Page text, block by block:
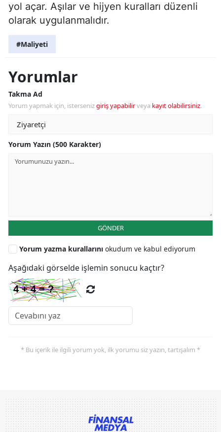
yol açar. Aşılar ve hijyen kuralları düzenli
olarak uygulanmalıdır.
#Maliyeti
Yorumlar
Takma Ad
Yorum yapmak için, istersenizgiriş yapabilirveya kayıt olabilirsiniz.
Yorum Yazın (500 Karakter)
GÖNDER
Yorum yazma kurallarını okudum ve kabul ediyorum
Aşağıdaki görselde işlemin sonucu kaçtır?
* Bu içerik ile ilgili yorum yok, ilk yorumu siz yazın, tartışalım *